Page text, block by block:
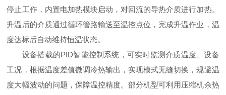
停止工作，内置电加热模块启动，对回流的导热介质进行加热。
升温后的介质通过循环管路输送至温控点位，完成升温作业，温
度达标后自动维持恒温状态。
设备搭载的PID智能控制系统，可实时监测介质温度、设备
工况，根据温度差值微调冷热输出，实现模式无缝切换，规避温
度大幅波动的问题，保障温控精度。部分机型可利用压缩机余热